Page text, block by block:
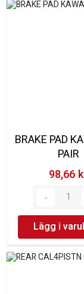
BRAKE PAD
PAIR
98,66
Lägg i